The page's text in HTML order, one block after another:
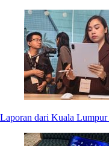
Laporan dari Kuala Lumpur